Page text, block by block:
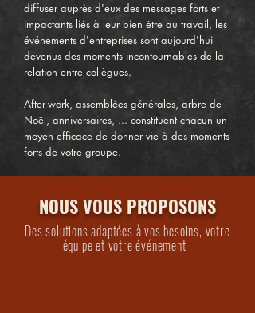
diffuser auprès d'eux des messages forts et
impactants liés à leur bien être au travail, les
événements d'entreprises sont aujourd'hui
devenus des moments incontournables de la
relation entre collègues.
After-work, assemblées générales, arbre de
Noël, anniversaires, ... constituent chacun un
moyen efficace de donner vie à des moments
forts de votre groupe.
NOUS VOUS PROPOSONS
Des solutions adaptées à vos besoins, votre
équipe et votre événement !